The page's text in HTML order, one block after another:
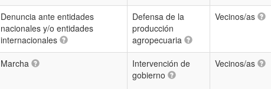
Denuncia ante entidades
nacionales y/o entidades
internacionales
Defensa de la
producción
agropecuaria
Vecinos/as
Marcha
Intervención de
gobierno
Vecinos/as